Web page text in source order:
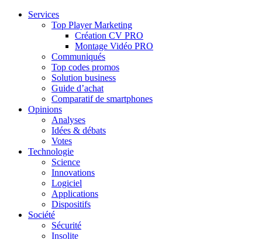
Services
Top Player Marketing
Création CV PRO
Montage Vidéo PRO
Communiqués
Top codes promos
Solution business
Guide d’achat
Comparatif de smartphones
Opinions
Analyses
Idées & débats
Votes
Technologie
Science
Innovations
Logiciel
Applications
Dispositifs
Société
Sécurité
Insolite